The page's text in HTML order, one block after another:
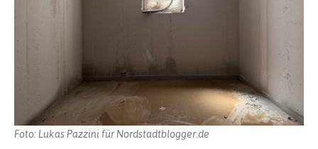
Foto: Lukas Pazzini für Nordstadtblogger.de